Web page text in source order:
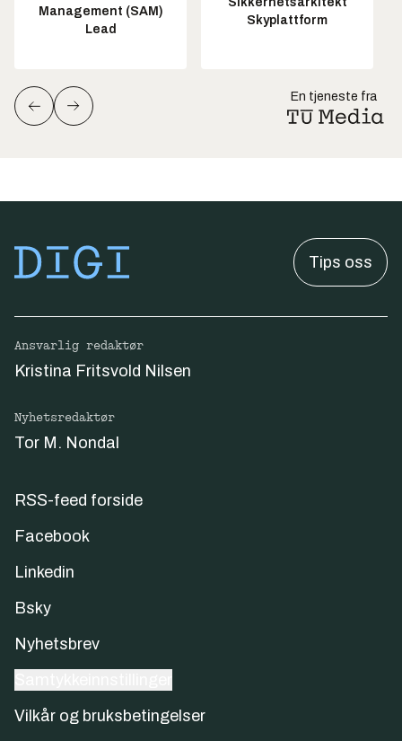
Management (SAM)
Lead
Skyplattform
En tjeneste fra
Tips oss
Ansvarlig redaktør
Kristina Fritsvold Nilsen
Nyhetsredaktør
Tor M. Nondal
RSS-feed forside
Facebook
Linkedin
Bsky
Nyhetsbrev
Vilkår og bruksbetingelser